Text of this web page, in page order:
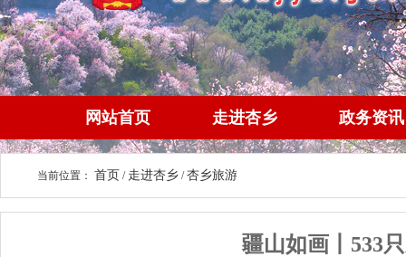
网站首页 走进杏乡 政务资讯
当前位置： 首页 / 走进杏乡 /杏乡旅游
疆山如画丨533